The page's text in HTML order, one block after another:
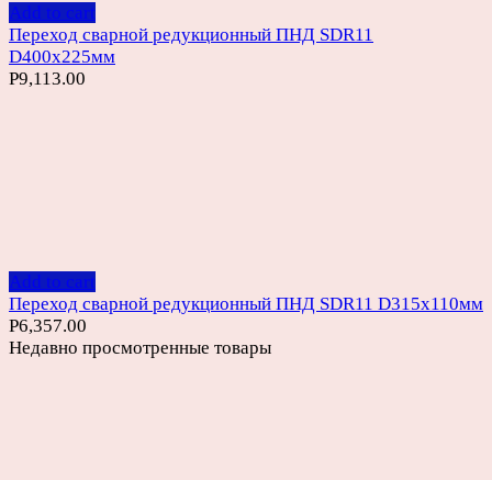
Add to cart
Переход сварной редукционный ПНД SDR11
D400х225мм
Р9,113.00
Add to cart
Переход сварной редукционный ПНД SDR11 D315х110мм
Р6,357.00
Недавно просмотренные товары